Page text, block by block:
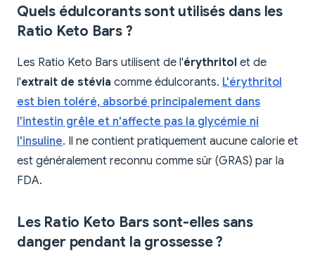
Quels édulcorants sont utilisés dans les
Ratio Keto Bars ?
Les Ratio Keto Bars utilisent de l'érythritol et de
l'extrait de stévia comme édulcorants. L'érythritol
est bien toléré, absorbé principalement dans
l'intestin grêle et n'affecte pas la glycémie ni
l'insuline. Il ne contient pratiquement aucune calorie et
est généralement reconnu comme sûr (GRAS) par la
FDA.
Les Ratio Keto Bars sont-elles sans
danger pendant la grossesse ?